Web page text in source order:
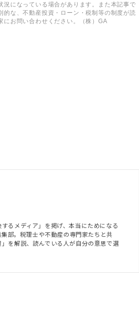
になっている場合があります。また本記事で
な、不動産投資・ローン・税制等の制度が読
にお問い合わせください。（株）GA
るメディア」を掲げ、本当にためになる
部。税理士や不動産の専門家たちと共
を解説、読んでいる人が自分の意思で選